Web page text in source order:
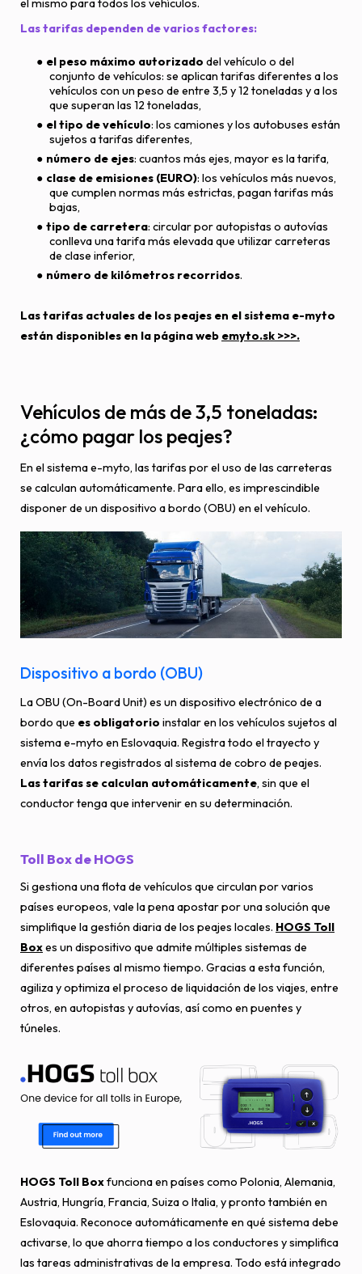
el mismo para todos los vehículos.
Las tarifas dependen de varios factores:
el peso máximo autorizado del vehículo o del
conjunto de vehículos: se aplican tarifas diferentes a los
vehículos con un peso de entre 3,5 y 12 toneladas y a los
que superan las 12 toneladas,
el tipo de vehículo: los camiones y los autobuses están
sujetos a tarifas diferentes,
número de ejes: cuantos más ejes, mayor es la tarifa,
clase de emisiones (EURO): los vehículos más nuevos,
que cumplen normas más estrictas, pagan tarifas más
bajas,
tipo de carretera: circular por autopistas o autovías
conlleva una tarifa más elevada que utilizar carreteras
de clase inferior,
número de kilómetros recorridos.
Las tarifas actuales de los peajes en el sistema e-myto
están disponibles en la página web emyto.sk >>>.
Vehículos de más de 3,5 toneladas:
¿cómo pagar los peajes?
En el sistema e-myto, las tarifas por el uso de las carreteras
se calculan automáticamente. Para ello, es imprescindible
disponer de un dispositivo a bordo (OBU) en el vehículo.
Dispositivo a bordo (OBU)
La OBU (On-Board Unit) es un dispositivo electrónico de a
bordo que es obligatorio instalar en los vehículos sujetos al
sistema e-myto en Eslovaquia. Registra todo el trayecto y
envía los datos registrados al sistema de cobro de peajes.
Las tarifas se calculan automáticamente, sin que el
conductor tenga que intervenir en su determinación.
Toll Box de HOGS
Si gestiona una flota de vehículos que circulan por varios
países europeos, vale la pena apostar por una solución que
simplifique la gestión diaria de los peajes locales. HOGS Toll
Boxes un dispositivo que admite múltiples sistemas de
diferentes países al mismo tiempo. Gracias a esta función,
agiliza y optimiza el proceso de liquidación de los viajes, entre
otros, en autopistas y autovías, así como en puentes y
túneles.
HOGS Toll Boxfunciona en países como Polonia, Alemania,
Austria, Hungría, Francia, Suiza o Italia, y pronto también en
Eslovaquia. Reconoce automáticamente en qué sistema debe
activarse, lo que ahorra tiempo a los conductores y simplifica
las tareas administrativas de la empresa. Todo está integrado